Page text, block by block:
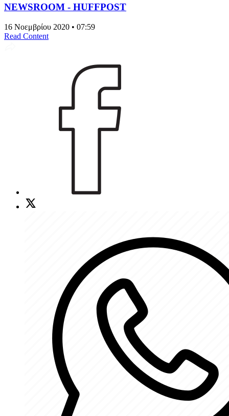
NEWSROOM - HUFFPOST
16 Νοεμβρίου 2020 • 07:59
Read Content